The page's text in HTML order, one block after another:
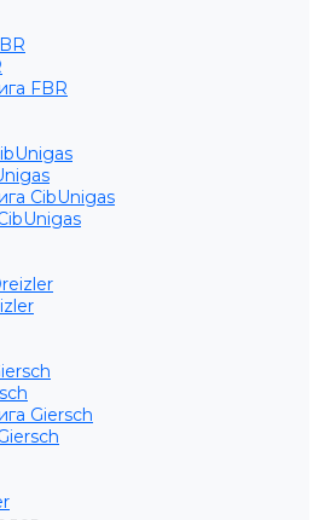
FBR
CibUnigas
Giersch